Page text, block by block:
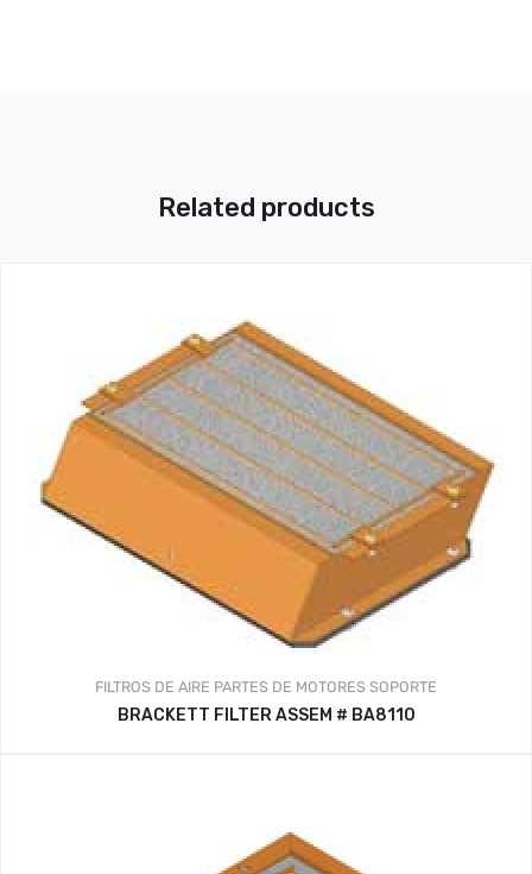
Related products
FILTROS DE AIRE PARTES DE MOTORES SOPORTE
BRACKETT FILTER ASSEM # BA8110